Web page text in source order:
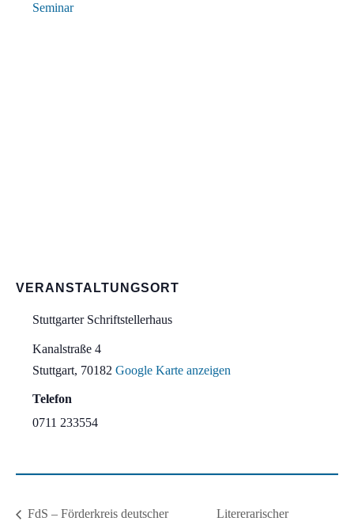
Seminar
VERANSTALTUNGSORT
Stuttgarter Schriftstellerhaus
Kanalstraße 4
Stuttgart, 70182 Google Karte anzeigen
Telefon
0711 233554
FdS – Förderkreis deutscher
Litererarischer